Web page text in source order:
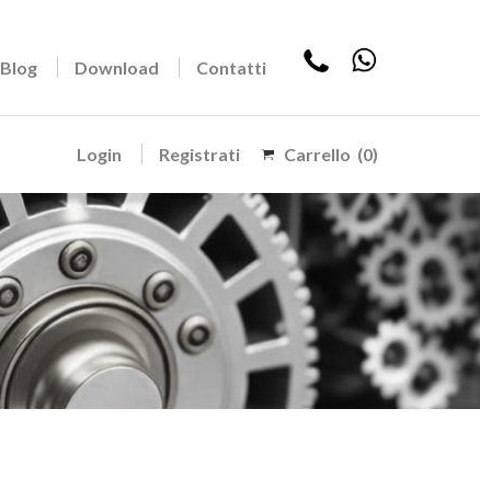
Blog Download Contatti
Login Registrati Carrello (0)